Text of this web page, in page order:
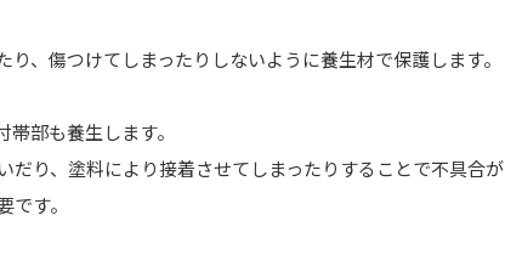
、傷つけてしまったりしないように養生材で保護します。
部も養生します。
だり、塗料により接着させてしまったりすることで不具合が
す。